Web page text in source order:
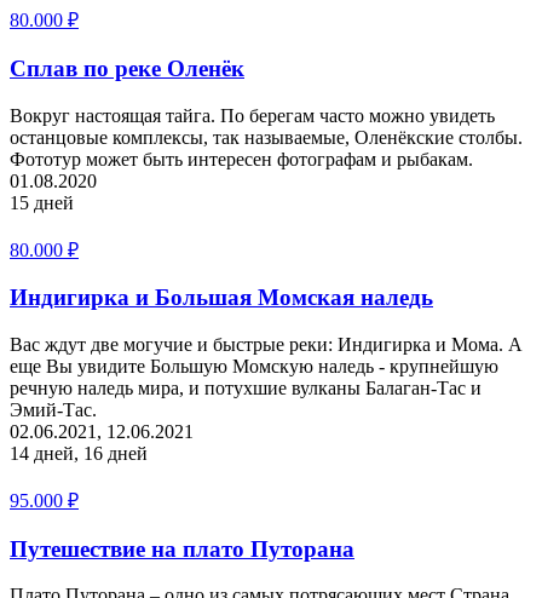
80.000 ₽
Сплав по реке Оленёк
Вокруг настоящая тайга. По берегам часто можно увидеть
останцовые комплексы, так называемые, Оленёкские столбы.
Фототур может быть интересен фотографам и рыбакам.
01.08.2020
15 дней
80.000 ₽
Индигирка и Большая Момская наледь
Вас ждут две могучие и быстрые реки: Индигирка и Мома. А
еще Вы увидите Большую Момскую наледь - крупнейшую
речную наледь мира, и потухшие вулканы Балаган-Тас и
Эмий-Тас.
02.06.2021, 12.06.2021
14 дней, 16 дней
95.000 ₽
Путешествие на плато Путорана